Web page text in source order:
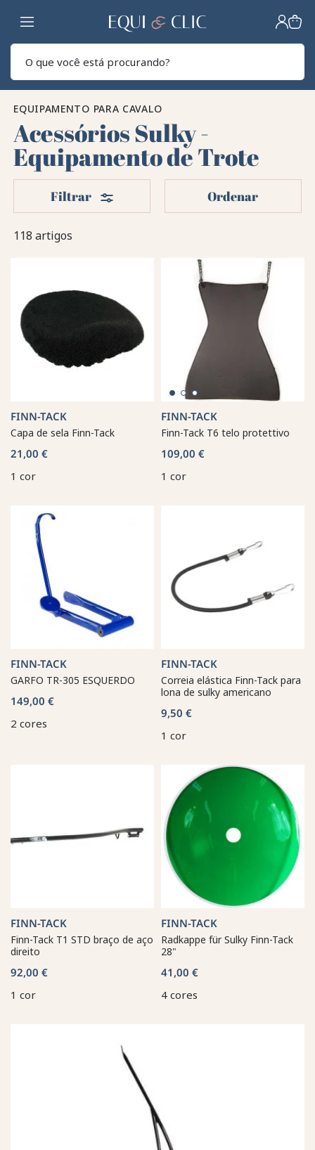
Lar
EQUIPAMENTO PARA CAVALO
Acessórios Sulky -
Equipamento de Trote
118 artigos
Filtrar Filters Ordenar
FINN-TACK
Capa de sela Finn-Tack
21,00 €
1 cor
FINN-TACK
Finn-Tack T6 telo protettivo
109,00 €
1 cor
FINN-TACK
GARFO TR-305 ESQUERDO
149,00 €
2 cores
FINN-TACK
Correia elástica Finn-Tack para
lona de sulky americano
9,50 €
1 cor
FINN-TACK
Finn-Tack T1 STD braço de aço
direito
92,00 €
1 cor
FINN-TACK
Radkappe für Sulky Finn-Tack
28"
41,00 €
4 cores